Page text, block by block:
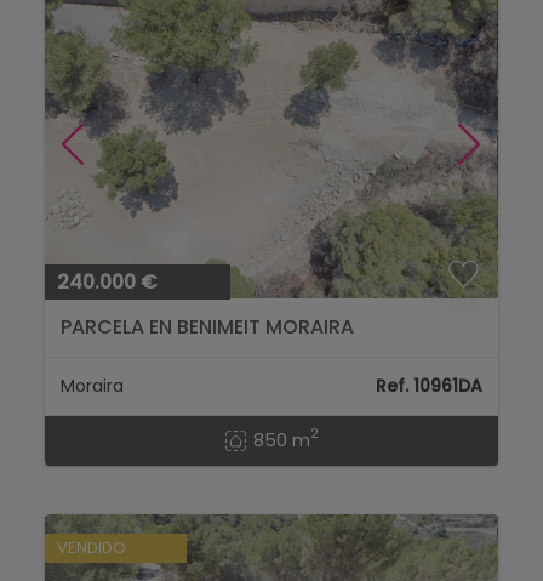
240.000 €
PARCELA EN BENIMEIT MORAIRA
Moraira Ref. 10961DA
850 m2
VENDIDO